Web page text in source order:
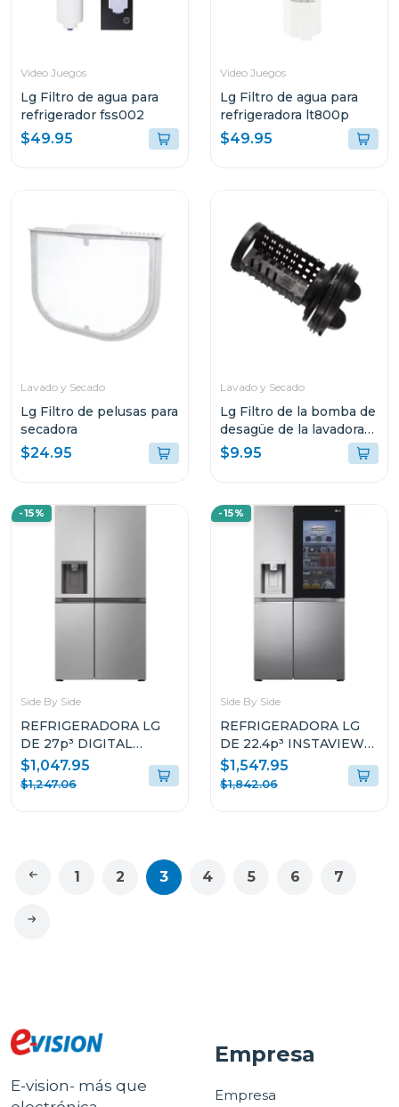
Video Juegos
Lg Filtro de agua para
refrigerador fss002
$49.95
Video Juegos
Lg Filtro de agua para
refrigeradora lt800p
$49.95
Lavado y Secado
Lg Filtro de pelusas para
secadora
$24.95
Lavado y Secado
Lg Filtro de la bomba de
desagüe de la lavadora
de carga frontal
$9.95
-15%
Side By Side
REFRIGERADORA LG
DE 27p³ DIGITAL
INVERTER SIDE BY
SIDE VS27LWID
$1,047.95
$1,247.06
-15%
Side By Side
REFRIGERADORA LG
DE 22.4p³ INSTAVIEW
DOOR IN DOOR CRAFT
ICE VS25XHWC
$1,547.95
$1,842.06
1 2 3 4 5 6 7
E-vision- más que
Empresa
Empresa